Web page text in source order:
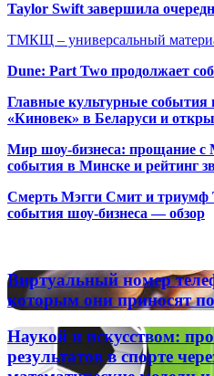
Taylor Swift завершила
ТМКЩ – универсальный
Dune: Part Two продолжает
Главные культурные события
«Киновек» в Беларуси и
Мир шоу-бизнеса: прощание
события в Минске и рейтинг
Смерть Мэгги Смит и триумф
события шоу-бизнеса — обзор
Виртуальный
номер
телефона:
причины,
по
которым
Виртуальный номер
которым они приносят
Наукой
и
искусством:
Наукой и искусством:
результатов в спорте